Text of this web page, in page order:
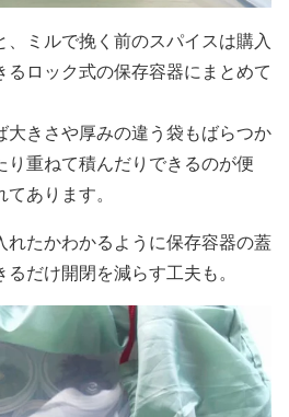
ミルで挽く前のスパイスは購入
るロック式の保存容器にまとめて
大きさや厚みの違う袋もばらつか
重ねて積んだりできるのが便
あります。
れたかわかるように保存容器の蓋
だけ開閉を減らす工夫も。